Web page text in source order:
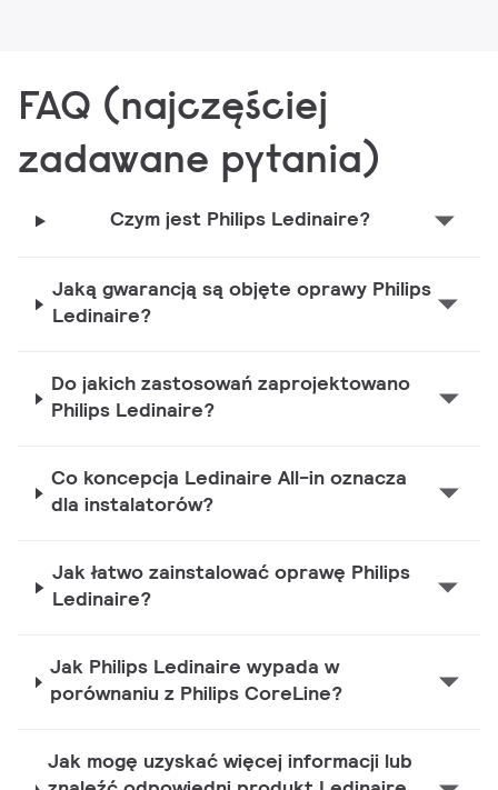
FAQ (najczęściej
zadawane pytania)
Czym jest Philips Ledinaire?
Jaką gwarancją są objęte oprawy Philips
Ledinaire?
Do jakich zastosowań zaprojektowano
Philips Ledinaire?
Co koncepcja Ledinaire All-in oznacza
dla instalatorów?
Jak łatwo zainstalować oprawę Philips
Ledinaire?
Jak Philips Ledinaire wypada w
porównaniu z Philips CoreLine?
Jak mogę uzyskać więcej informacji lub